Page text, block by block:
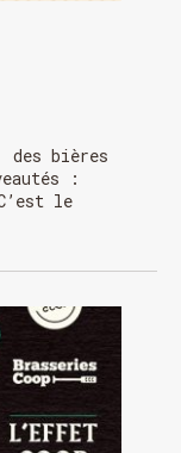
des bières
:
le